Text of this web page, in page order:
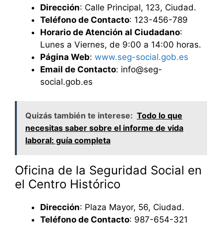
Dirección: Calle Principal, 123, Ciudad.
Teléfono de Contacto: 123-456-789
Horario de Atención al Ciudadano:
Lunes a Viernes, de 9:00 a 14:00 horas.
Página Web: www.seg-social.gob.es
Email de Contacto: info@seg-
social.gob.es
Quizás también te interese: Todo lo que
necesitas saber sobre el informe de vida
laboral: guía completa
Oficina de la Seguridad Social en
el Centro Histórico
Dirección: Plaza Mayor, 56, Ciudad.
Teléfono de Contacto: 987-654-321